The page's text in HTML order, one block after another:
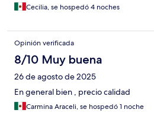
Cecilia, se hospedó 4 noches
Opinión verificada
8/10 Muy buena
26 de agosto de 2025
En general bien , precio calidad
Carmina Araceli, se hospedó 1 noche